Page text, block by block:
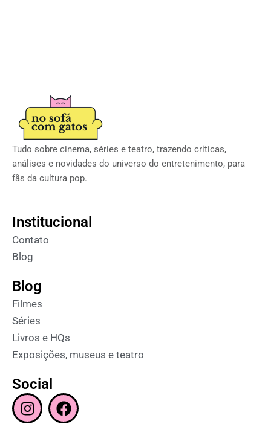
Tudo sobre cinema, séries e teatro, trazendo críticas,
análises e novidades do universo do entretenimento, para
fãs da cultura pop.
Institucional
Contato
Blog
Blog
Filmes
Séries
Livros e HQs
Exposições, museus e teatro
Social
I
n
F
a